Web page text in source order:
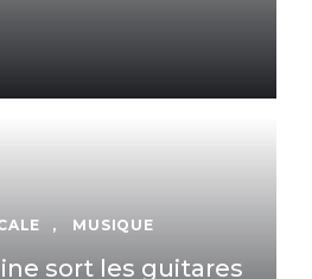
, MUSIQUE
sort les guitares